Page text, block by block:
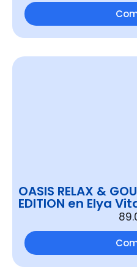
OASIS RELAX &
EDITION en Elya